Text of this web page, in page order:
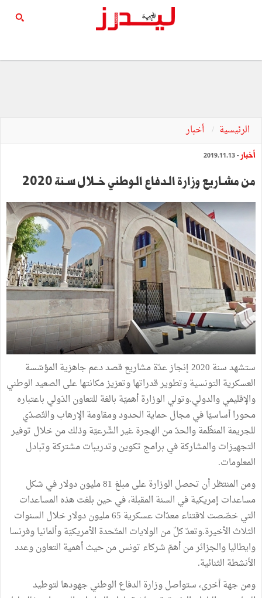
الرئيسية أخبار
أخبار - 2019.11.13
من مشـاريع وزارة الـدفاع الـوطني خــلال سـنة 2020
ستشهد سنة 2020 إنجاز عدّة مشاريع قصد دعم جاهزية المؤسّسة
العسكرية التونسية وتطوير قدراتها وتعزيز مكانتها على الصعيد الوطني
والإقليمي والدولي.وتولي الوزارة أهميّة بالغة للتعاون الدّولي باعتباره
محورا أساسيّا في مجال حماية الحدود ومقاومة الإرهاب والتّصدّي
للجريمة المنظّمة والحدّ من الهجرة غير الشّرعيّة وذلك من خلال توفير
التجهيزات والمشاركة في برامج تكوين وتدريبات مشتركة وتبادل
المعلومات.
ومن المنتظر أن تحصل الوزارة على مبلغ 81 مليون دولار في شكل
مساعدات إمريكية في السنة المقبلة، في حين بلغت هذه المساعدات
التي خصّصت لاقتناء معدّات عسكرية 65 مليون دولار خلال السنوات
الثلاث الأخيرة.وتعدّ كلّ من الولايات المتّحدة الأمريكيّة وألمانيا وفرنسا
وايطاليا والجزائر من أهمّ شركاء تونس من حيث أهمية التعاون وعدد
الأنشطة الثنائية.
ومن جهة أخرى، ستواصل وزارة الدفاع الوطني جهودها لتوطيد